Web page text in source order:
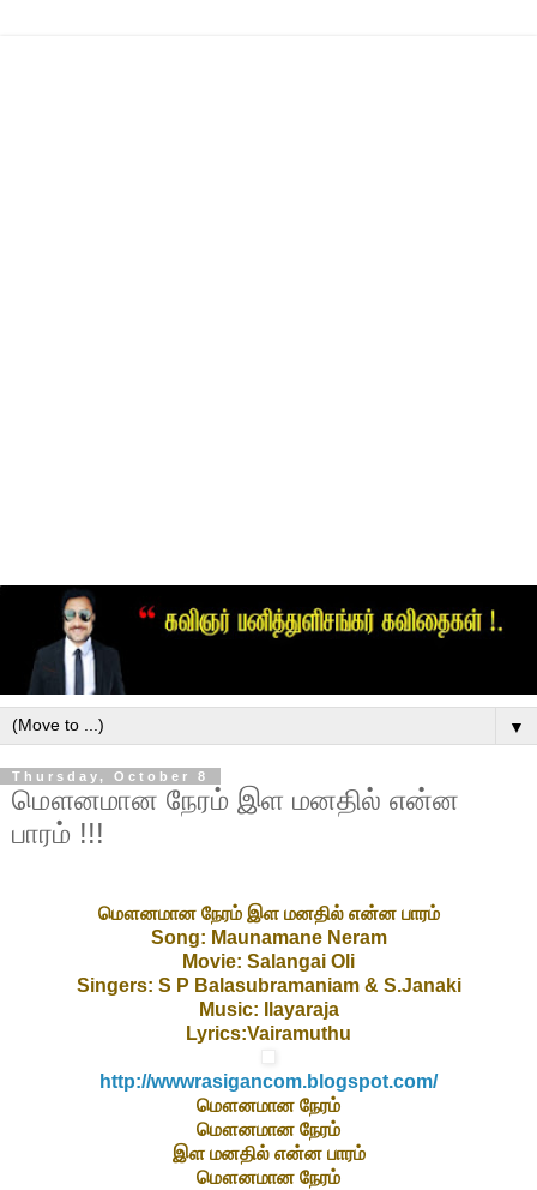
▼
Thursday, October 8
மௌனமான நேரம் இள மனதில் என்ன
பாரம் !!!
மௌனமான நேரம் இள மனதில் என்ன பாரம்
Song: Maunamane Neram
Movie: Salangai Oli
Singers: S P Balasubramaniam & S.Janaki
Music: Ilayaraja
Lyrics:Vairamuthu
http://wwwrasigancom.blogspot.com/
மௌனமான நேரம்
மௌனமான நேரம்
இள மனதில் என்ன பாரம்
மௌனமான நேரம்